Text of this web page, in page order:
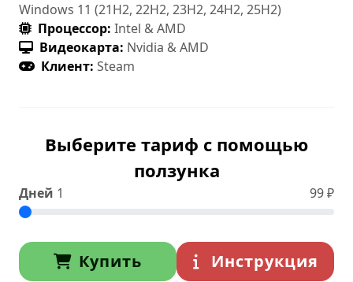
Windows 11 (21H2, 22H2, 23H2, 24H2, 25H2)
Процессор: Intel & AMD
Видеокарта: Nvidia & AMD
Клиент: Steam
Выберите тариф с помощью
ползунка
Дней 1 99₽
Купить Инструкция